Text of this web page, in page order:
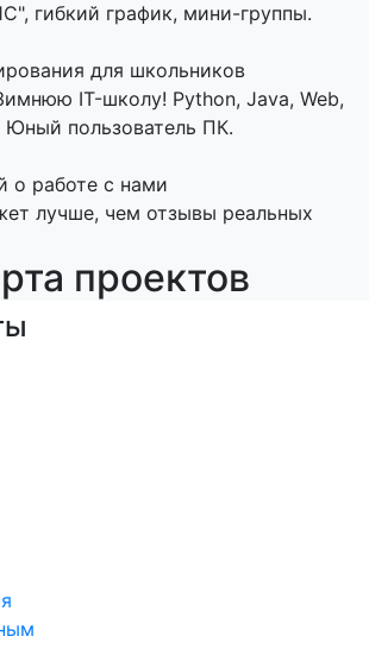
гибкий график, мини-группы.
для школьников
IT-школу! Python, Java, Web,
Юный пользователь ПК.
о работе с нами
лучше, чем отзывы реальных
проектов